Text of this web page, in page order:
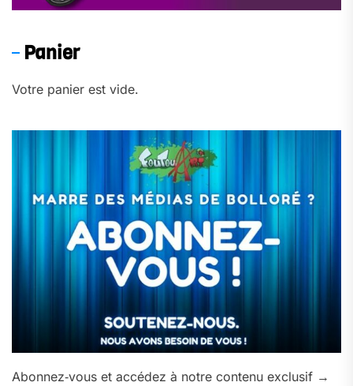
Panier
Votre panier est vide.
Abonnez‑vous et accédez à notre contenu exclusif →